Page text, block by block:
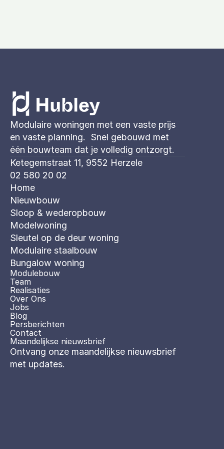
Modulaire woningen met een vaste prijs
en vaste planning.  Snel gebouwd met
één bouwteam dat je volledig ontzorgt.
Ketegemstraat 11, 9552 Herzele
02 580 20 02
Home
Nieuwbouw
Sloop & wederopbouw
Modelwoning
Sleutel op de deur woning
Modulaire staalbouw
Bungalow woning
Modulebouw
Team
Realisaties
Over Ons
Jobs
Blog
Persberichten
Contact
Maandelijkse nieuwsbrief
Ontvang onze maandelijkse nieuwsbrief
met updates.